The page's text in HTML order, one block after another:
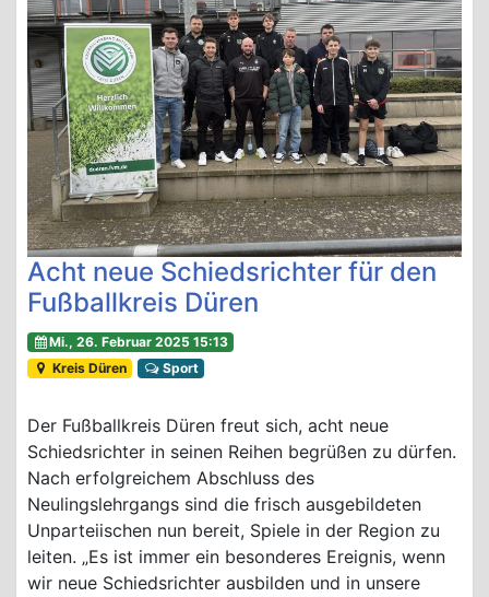
Acht neue Schiedsrichter für den
Fußballkreis Düren
Mi., 26. Februar 2025 15:13
Kreis Düren
Sport
Der Fußballkreis Düren freut sich, acht neue
Schiedsrichter in seinen Reihen begrüßen zu dürfen.
Nach erfolgreichem Abschluss des
Neulingslehrgangs sind die frisch ausgebildeten
Unparteiischen nun bereit, Spiele in der Region zu
leiten. „Es ist immer ein besonderes Ereignis, wenn
wir neue Schiedsrichter ausbilden und in unsere